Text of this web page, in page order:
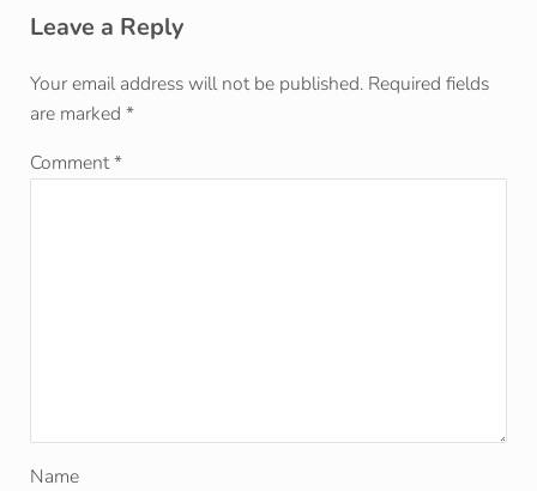
Leave a Reply
Your email address will not be published. Required fields
are marked *
Comment*
Name